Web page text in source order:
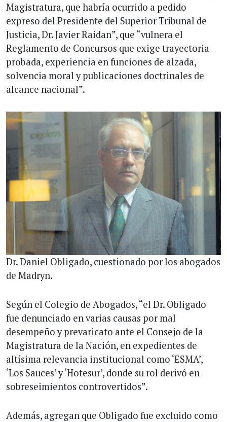
Magistratura, que habría ocurrido a pedido
expreso del Presidente del Superior Tribunal de
Justicia, Dr. Javier Raidan”, que “vulnera el
Reglamento de Concursos que exige trayectoria
probada, experiencia en funciones de alzada,
solvencia moral y publicaciones doctrinales de
alcance nacional”.
Dr. Daniel Obligado, cuestionado por los abogados
de Madryn.
Según el Colegio de Abogados, “el Dr. Obligado
fue denunciado en varias causas por mal
desempeño y prevaricato ante el Consejo de la
Magistratura de la Nación, en expedientes de
altísima relevancia institucional como ‘ESMA’,
‘Los Sauces’ y ‘Hotesur’, donde su rol derivó en
sobreseimientos controvertidos”.
Además, agregan que Obligado fue excluido como